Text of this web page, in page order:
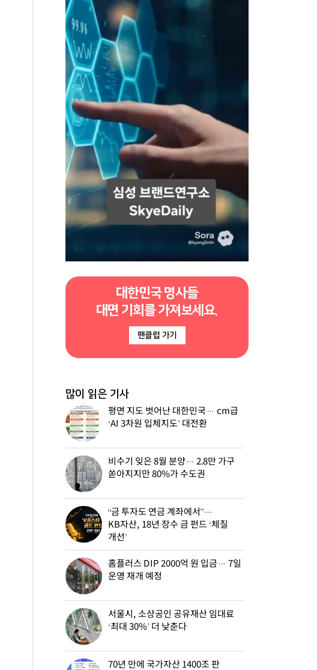
대한민국 명사들
대면 기회를 가져보세요.
팬클럽 가기
많이 읽은 기사
평면 지도 벗어난 대한민국… cm급
‘AI 3차원 입체지도’ 대전환
비수기 잊은 8월 분양… 2.8만 가구
쏟아지지만 80%가 수도권
“금 투자도 연금 계좌에서”…
KB자산, 18년 장수 금 펀드 ‘체질
개선’
홈플러스 DIP 2000억 원 입금… 7일
운영 재개 예정
서울시, 소상공인 공유재산 임대료
‘최대 30%’ 더 낮춘다
70년 만에 국가자산 1400조 판